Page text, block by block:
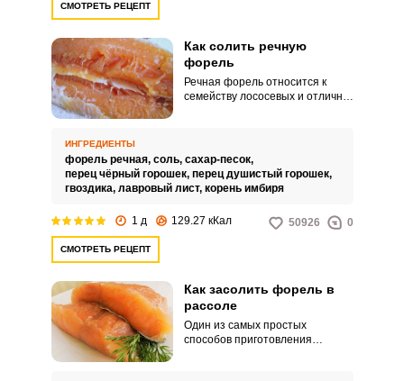
СМОТРЕТЬ РЕЦЕПТ
Как солить речную
форель
Речная форель относится к
семейству лососевых и отлично
ИНГРЕДИЕНТЫ
форель речная, соль, сахар-песок,
перец чёрный горошек, перец душистый горошек,
гвоздика, лавровый лист, корень имбиря
1 д 129.27 кКал 50926 0
СМОТРЕТЬ РЕЦЕПТ
Как засолить форель в
рассоле
Один из самых простых
способов приготовления